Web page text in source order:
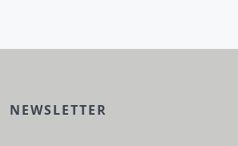
NEWSLETTER